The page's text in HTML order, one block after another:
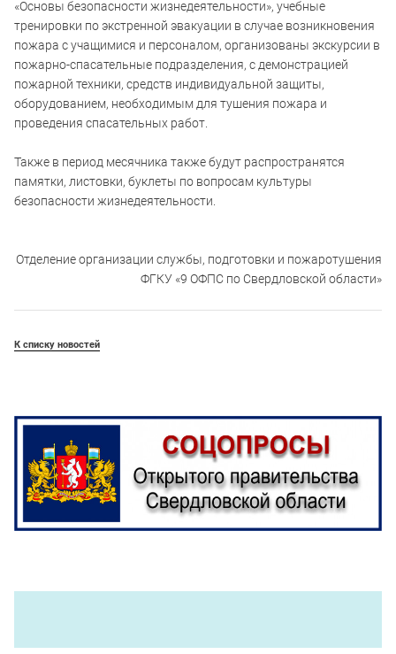
«Основы безопасности жизнедеятельности», учебные
тренировки по экстренной эвакуации в случае возникновения
пожара с учащимися и персоналом, организованы экскурсии в
пожарно-спасательные подразделения, с демонстрацией
пожарной техники, средств индивидуальной защиты,
оборудованием, необходимым для тушения пожара и
проведения спасательных работ.
Также в период месячника также будут распространятся
памятки, листовки, буклеты по вопросам культуры
безопасности жизнедеятельности.
Отделение организации службы, подготовки и пожаротушения
ФГКУ «9 ОФПС по Свердловской области»
К списку новостей